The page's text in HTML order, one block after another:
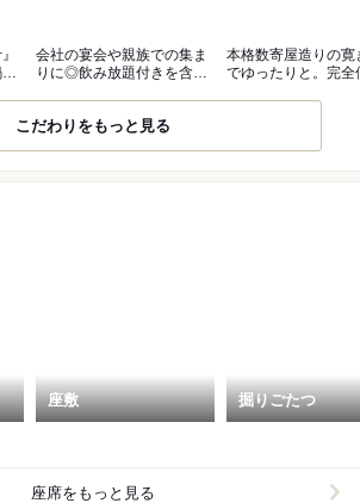
会社の宴会や親族での集ま
りに◎飲み放題付きを含む
本格数寄屋造りの寛
でゆったりと。完全
こだわりをもっと見る
座敷 掘りごたつ
座席をもっと見る